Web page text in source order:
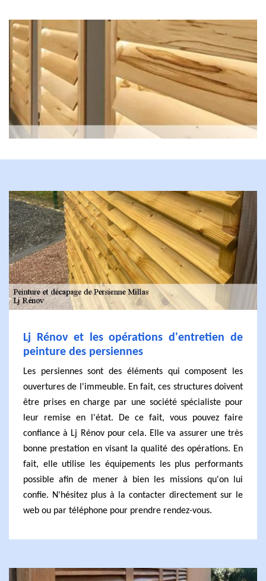
Lj Rénov et les opérations d'entretien de
peinture des persiennes
Les persiennes sont des éléments qui composent les
ouvertures de l'immeuble. En fait, ces structures doivent
être prises en charge par une société spécialiste pour
leur remise en l'état. De ce fait, vous pouvez faire
confiance à Lj Rénov pour cela. Elle va assurer une très
bonne prestation en visant la qualité des opérations. En
fait, elle utilise les équipements les plus performants
possible afin de mener à bien les missions qu'on lui
confie. N'hésitez plus à la contacter directement sur le
web ou par téléphone pour prendre rendez-vous.